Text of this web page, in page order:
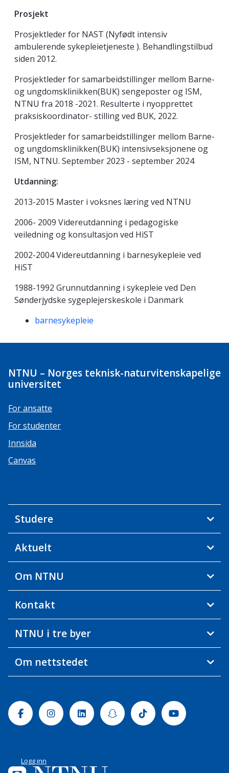
Prosjekt
Prosjektleder for NAST (Nyfødt intensiv
ambulerende sykepleietjeneste ). Behandlingstilbud
siden 2012.
Prosjektleder for samarbeidstillinger mellom Barne-
og ungdomsklinikken(BUK) sengeposter og ISM,
NTNU fra 2018 -2021. Resulterte i nyopprettet
praksiskoordinator- stilling ved BUK, 2022.
Prosjektleder for samarbeidstillinger mellom Barne-
og ungdomsklinikken(BUK) intensivseksjonene og
ISM, NTNU. September 2023 - september 2024
Utdanning:
2013-2015 Master i voksnes læring ved NTNU
2006- 2009 Videreutdanning i pedagogiske
veiledning og konsultasjon ved HiST
2002-2004 Videreutdanning i barnesykepleie ved
HiST
1988-1992 Grunnutdanning i sykepleie ved Den
Sønderjydske sygeplejerskeskole i Danmark
Kompetanseord
barnesykepleie
NTNU – Norges teknisk-naturvitenskapelige
universitet
For ansatte
For studenter
Innsida
Canvas
Studere
Aktuelt
Om NTNU
Kontakt
NTNU i tre byer
Om nettstedet
FacebookInstagramLinkedinSnapchatTiktok Youtube
Logg inn